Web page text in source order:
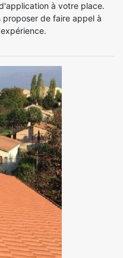
à votre place.
de faire appel à